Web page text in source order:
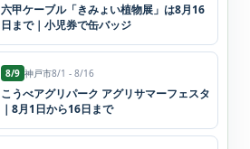
六甲ケーブル「きみょい植物展」は8月16
日まで｜小児券で缶バッジ
8/9 神戸市8/1 - 8/16
こうべアグリパーク アグリサマーフェスタ
｜8月1日から16日まで